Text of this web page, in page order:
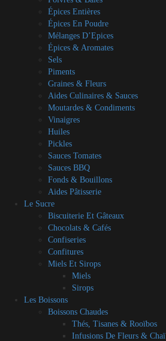
Épices Entières
Épices En Poudre
Mélanges D’Epices
Épices & Aromates
Sels
Piments
Graines & Fleurs
Aides Culinaires & Sauces
Moutardes & Condiments
Vinaigres
Huiles
Pickles
Sauces Tomates
Sauces BBQ
Fonds & Bouillons
Aides Pâtisserie
Le Sucre
Biscuiterie Et Gâteaux
Chocolats & Cafés
Confiseries
Confitures
Miels Et Sirops
Miels
Sirops
Les Boissons
Boissons Chaudes
Thés, Tisanes & Rooïbos
Infusions De Fleurs & Chaï